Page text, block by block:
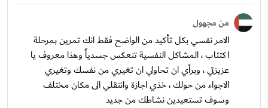
من مجهول
الامر نفسي بكل تأكيد من الواضح فقط انك تمرين بمرحلة
اكتئاب ، المشاكل النفسية تنعكس جسدياً وهذا معروف يا
عزيزتي ، وبرأي ان تحاولي ان تغيري من نفسك وتغيري
الاجواء من حولك ، خذي اجازة وانتقلي الى مكان مختلف
وسوف تستعيدين نشاطك من جديد